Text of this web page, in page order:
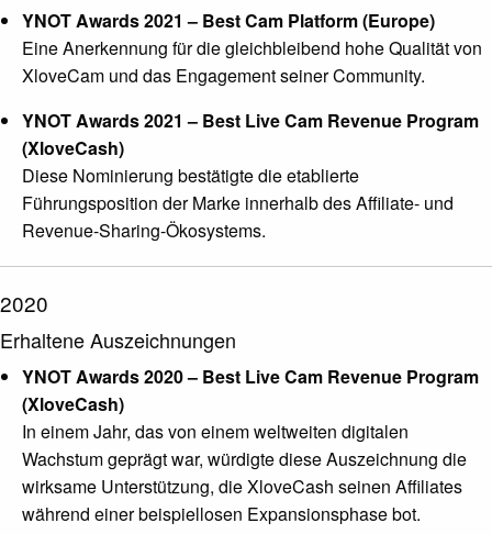
YNOT Awards 2021 – Best Cam Platform (Europe)
Eine Anerkennung für die gleichbleibend hohe Qualität von
XloveCam und das Engagement seiner Community.
YNOT Awards 2021 – Best Live Cam Revenue Program
(XloveCash)
Diese Nominierung bestätigte die etablierte
Führungsposition der Marke innerhalb des Affiliate- und
Revenue-Sharing-Ökosystems.
2020
Erhaltene Auszeichnungen
YNOT Awards 2020 – Best Live Cam Revenue Program
(XloveCash)
In einem Jahr, das von einem weltweiten digitalen
Wachstum geprägt war, würdigte diese Auszeichnung die
wirksame Unterstützung, die XloveCash seinen Affiliates
während einer beispiellosen Expansionsphase bot.